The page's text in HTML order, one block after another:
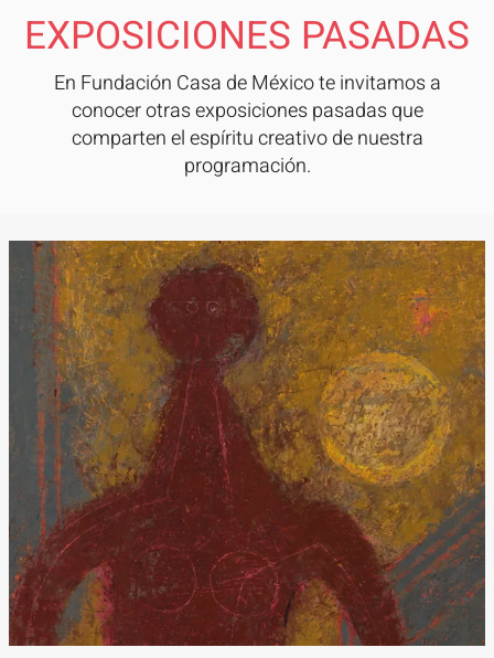
EXPOSICIONES PASADAS
En Fundación Casa de México te invitamos a
conocer otras exposiciones pasadas que
comparten el espíritu creativo de nuestra
programación.